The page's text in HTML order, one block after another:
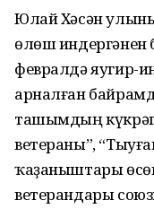
Юлай Хәсән
өлөш ин­дергәнен
февралдә яугир-
арналған
ташымдың
ветераны”,
ҡаҙаныштары
ветерандары